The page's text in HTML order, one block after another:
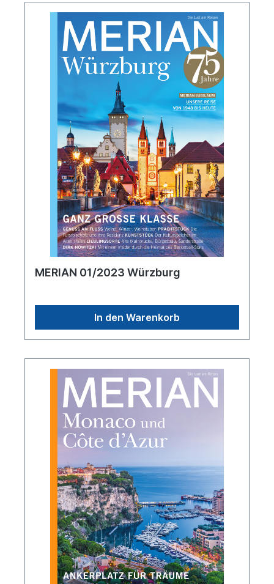
MERIAN 01/2023 Würzburg
In den Warenkorb